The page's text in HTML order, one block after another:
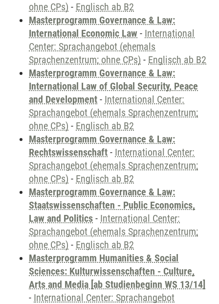
ohne CPs) - Englisch ab B2
Masterprogramm Governance & Law:
International Economic Law - International
Center: Sprachangebot (ehemals
Sprachenzentrum; ohne CPs) - Englisch ab B2
Masterprogramm Governance & Law:
International Law of Global Security, Peace
and Development - International Center:
Sprachangebot (ehemals Sprachenzentrum;
ohne CPs) - Englisch ab B2
Masterprogramm Governance & Law:
Rechtswissenschaft - International Center:
Sprachangebot (ehemals Sprachenzentrum;
ohne CPs) - Englisch ab B2
Masterprogramm Governance & Law:
Staatswissenschaften - Public Economics,
Law and Politics - International Center:
Sprachangebot (ehemals Sprachenzentrum;
ohne CPs) - Englisch ab B2
Masterprogramm Humanities & Social
Sciences: Kulturwissenschaften - Culture,
Arts and Media [ab Studienbeginn WS 13/14]
- International Center: Sprachangebot